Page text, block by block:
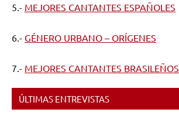
5.- MEJORES CANTANTES ESPAÑOLES
6.- GÉNERO URBANO – ORÍGENES
7.- MEJORES CANTANTES BRASILEÑOS
ÚLTIMAS ENTREVISTAS